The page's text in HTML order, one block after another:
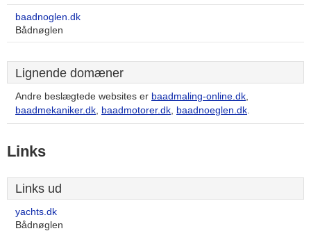
baadnoglen.dk
Bådnøglen
Lignende domæner
Andre beslægtede websites er baadmaling-online.dk,
baadmekaniker.dk, baadmotorer.dk, baadnoeglen.dk.
Links
Links ud
yachts.dk
Bådnøglen